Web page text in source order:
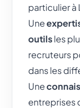
particulier à
Une
outilsles
recruteurs
dans les
Une
entreprises